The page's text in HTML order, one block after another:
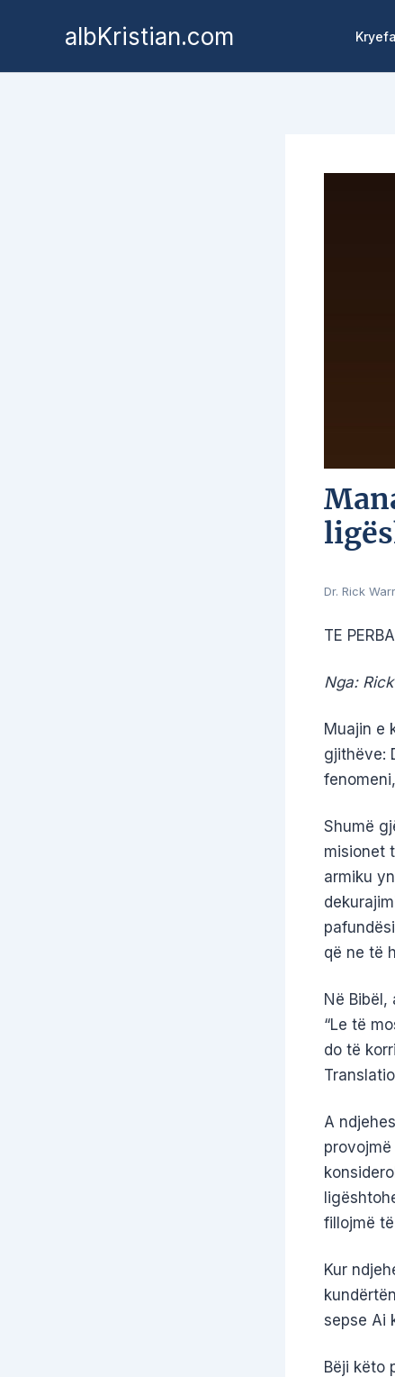
albKristian.com
Dr. Rick
TE
Nga:
Muajin e
gjithëve:
Shumë
misionet
armiku
që ne të
Në Bibël,
“Le të
do të
A
fillojmë
Kur
sepse Ai
Bëji këto